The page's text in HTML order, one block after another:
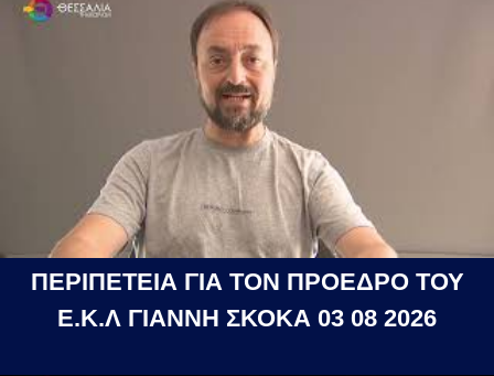
ΠΕΡΙΠΕΤΕΙΑ ΓΙΑ ΤΟΝ ΠΡΟΕΔΡΟ ΤΟΥ
Ε.Κ.Λ ΓΙΑΝΝΗ ΣΚΟΚΑ 03 08 2026